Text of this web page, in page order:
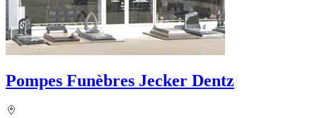
Pompes Funèbres Jecker Dentz